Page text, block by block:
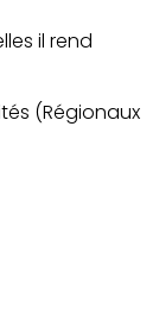
il rend
(Régionaux